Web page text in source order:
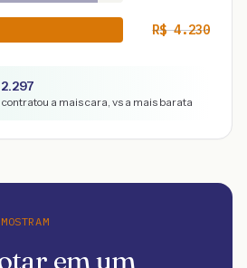
R$4.230
2.297
contratou a mais cara, vs a mais barata
em um